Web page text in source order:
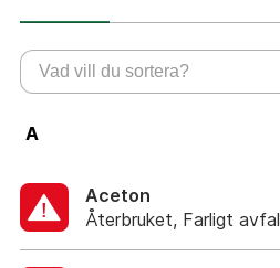
A
Aceton
Återbruket, Farligt